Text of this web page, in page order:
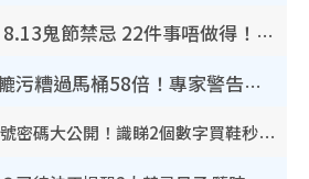
鬼門開2026｜8.13鬼節禁忌 22件事唔做得！燒肉、刺身要少食？半夜勿吹口哨/打呢個電話
行李清潔｜車轆污糟過馬桶58倍！專家警告忌用酒精抹 教1招免污手除菌
New Balance型號密碼大公開！識睇2個數字買鞋秒知功能免中伏 附5大熱門鞋款